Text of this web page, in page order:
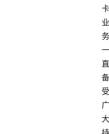
卡
业
务
一
直
备
受
广
大